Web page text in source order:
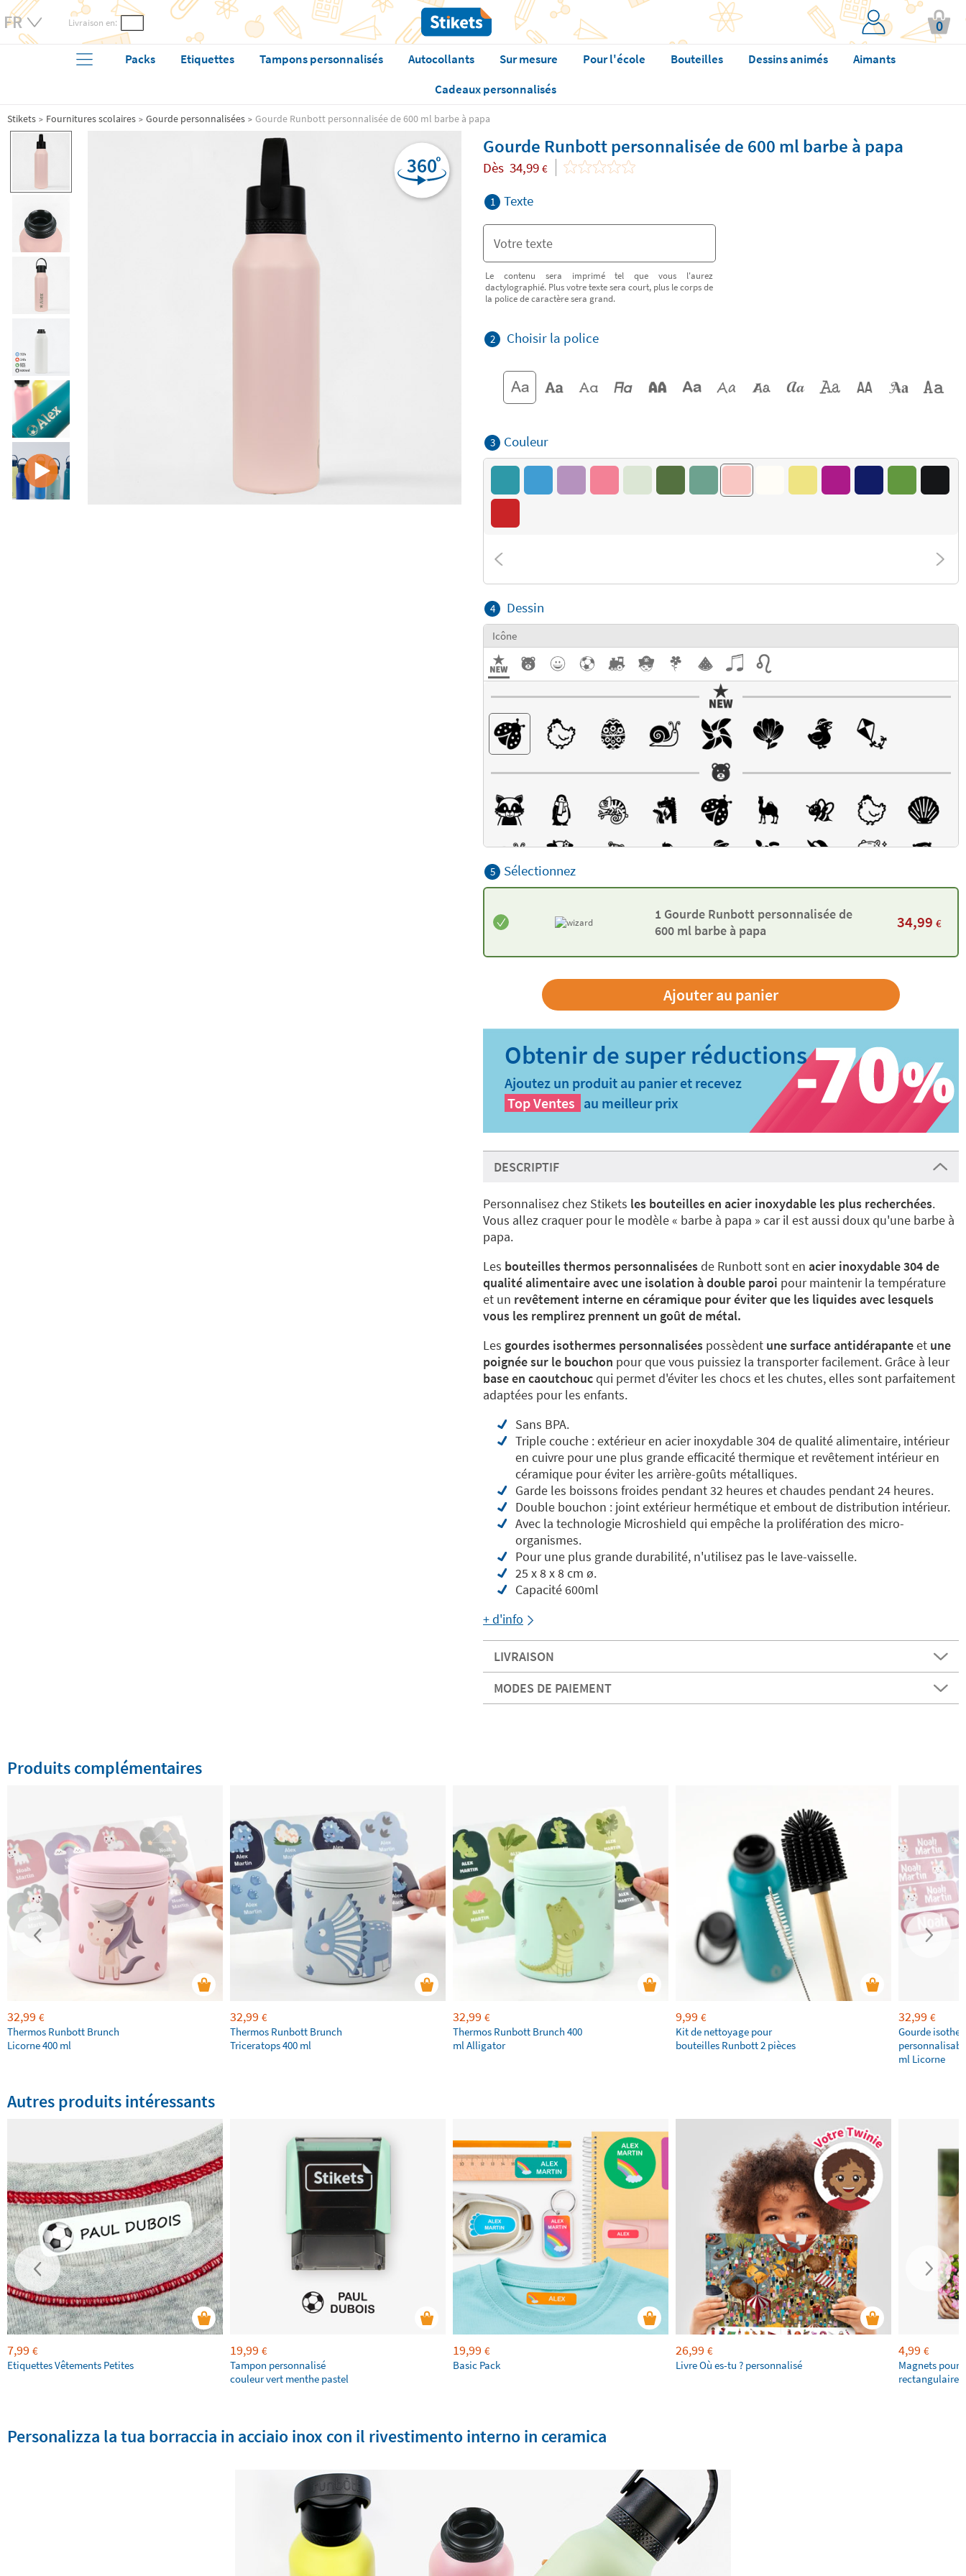
Livraison en: 0
Packs Etiquettes Tampons personnalisés Autocollants Sur mesure Pour l'école Bouteilles Dessins animés
Aimants
Cadeaux personnalisés
Stikets Fournitures scolaires Gourde personnalisées Gourde Runbott personnalisée de 600 ml barbe à papa
Gourde Runbott personnalisée de 600 ml barbe à papa
Dès 34,99 €
1 Texte
Le contenu sera imprimé tel que vous l'aurez
dactylographié. Plus votre texte sera court, plus le corps de
la police de caractère sera grand.
2 Choisir la police
3 Couleur
4 Dessin
Icône
5 Sélectionnez
1 Gourde Runbott personnalisée de
600 ml barbe à papa
34,99 €
Ajoutez un produit au panier et recevez
Top Ventes au meilleur prix
DESCRIPTIF
Personnalisez chez Stikets les bouteilles en acier inoxydable les plus recherchées.
Vous allez craquer pour le modèle « barbe à papa » car il est aussi doux qu'une barbe à
papa.
Les bouteilles thermos personnaliséesde Runbott sont en acier inoxydable 304 de
qualité alimentaire avec une isolation à double paroi pour maintenir la température
et un revêtement interne en céramique pour éviter que les liquides avec lesquels
vous les remplirez prennent un goût de métal.
Les gourdes isothermes personnalisées possèdent une surface antidérapanteet une
poignée sur le bouchon pour que vous puissiez la transporter facilement. Grâce à leur
base en caoutchoucqui permet d'éviter les chocs et les chutes, elles sont parfaitement
adaptées pour les enfants.
Sans BPA.
Triple couche : extérieur en acier inoxydable 304 de qualité alimentaire, intérieur
en cuivre pour une plus grande efficacité thermique et revêtement intérieur en
céramique pour éviter les arrière-goûts métalliques.
Garde les boissons froides pendant 32 heures et chaudes pendant 24 heures.
Double bouchon : joint extérieur hermétique et embout de distribution intérieur.
Avec la technologie Microshield qui empêche la prolifération des micro-
organismes.
Pour une plus grande durabilité, n'utilisez pas le lave-vaisselle.
25 x 8 x 8 cm ø.
Capacité 600ml
+ d'info
LIVRAISON
MODES DE PAIEMENT
Produits complémentaires
32,99 €
Thermos Runbott Brunch
Licorne 400 ml
32,99 €
Thermos Runbott Brunch
Triceratops 400 ml
32,99 €
Thermos Runbott Brunch 400
ml Alligator
9,99 €
Kit de nettoyage pour
bouteilles Runbott 2 pièces
32,99 €
Gourde
ml Licorne
Autres produits intéressants
7,99 €
Etiquettes Vêtements Petites
19,99 €
Tampon personnalisé
couleur vert menthe pastel
19,99 €
Basic Pack
26,99 €
Livre Où es-tu ? personnalisé
4,99 €
Magnets pour
rectangulaires
Personalizza la tua borraccia in acciaio inox con il rivestimento interno in ceramica